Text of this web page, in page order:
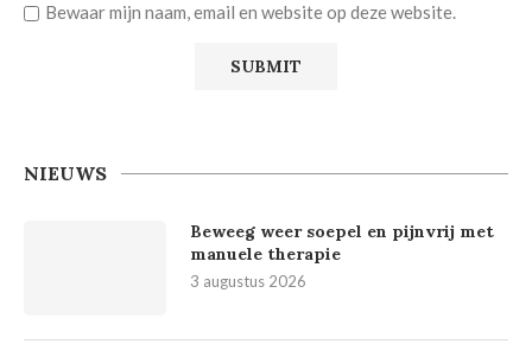
Bewaar mijn naam, email en website op deze website.
NIEUWS
Beweeg weer soepel en pijnvrij met
manuele therapie
3 augustus 2026